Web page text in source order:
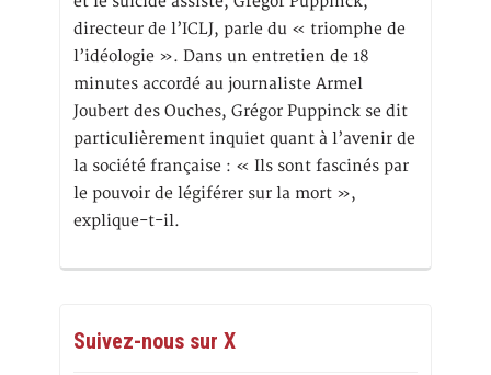
directeur de l’ICLJ, parle du « triomphe de
l’idéologie ». Dans un entretien de 18
minutes accordé au journaliste Armel
Joubert des Ouches, Grégor Puppinck se dit
particulièrement inquiet quant à l’avenir de
la société française : « Ils sont fascinés par
le pouvoir de légiférer sur la mort »,
explique-t-il.
Suivez-nous sur X